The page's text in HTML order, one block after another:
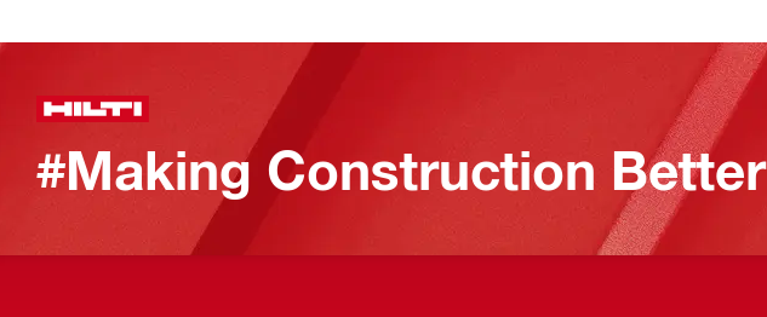
#Making Construction Better